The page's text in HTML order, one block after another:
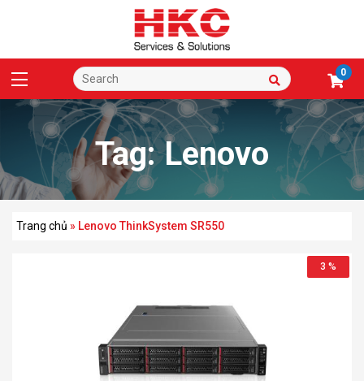
0
Tag:Lenovo
ThinkSystem SR550
Trang chủ » Lenovo ThinkSystem SR550
3 %